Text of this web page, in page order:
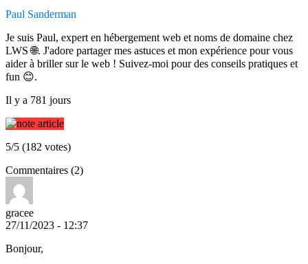
Paul Sanderman
Je suis Paul, expert en hébergement web et noms de domaine chez
LWS 🌐. J'adore partager mes astuces et mon expérience pour vous
aider à briller sur le web ! Suivez-moi pour des conseils pratiques et
fun 😊.
Il y a 781 jours
5/5 (182 votes)
Commentaires (2)
gracee
27/11/2023 - 12:37
Bonjour,